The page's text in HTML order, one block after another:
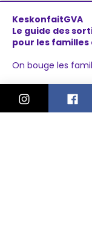
KeskonfaitGVA
Le guide des
pour les familles
On bouge les
Instagram
À propos